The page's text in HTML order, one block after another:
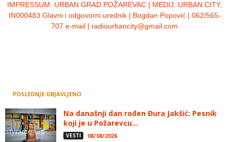
IMPRESSUM: URBAN GRAD POŽAREVAC | MEDIJ: URBAN CITY,
IN000483 Glavni i odgovorni urednik | Bogdan Popović | 062/565-
707 e-mail | radiourbancity@gmail.com
POSLEDNJE OBJAVLJENO
Na današnji dan rođen Đura Jakšić: Pesnik
koji je u Požarevcu...
VESTI 08/08/2026